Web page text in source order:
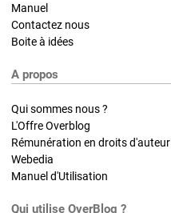
Manuel
Contactez nous
Boite à idées
A propos
Qui sommes nous ?
L'Offre Overblog
Rémunération en droits d'auteur
Webedia
Manuel d'Utilisation
Qui utilise OverBlog ?